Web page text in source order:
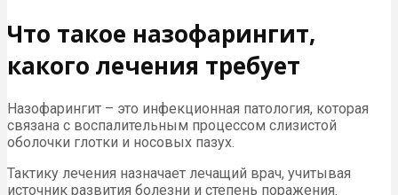
Что такое назофарингит,
какого лечения требует
Назофарингит – это инфекционная патология, которая
связана с воспалительным процессом слизистой
оболочки глотки и носовых пазух.
Тактику лечения назначает лечащий врач, учитывая
источник развития болезни и степень поражения.